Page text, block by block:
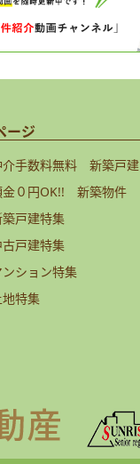
ージ
介手数料無料 新築戸建
金０円OK!! 新築物件
戸建特集
古戸建特集
ンション特集
地特集